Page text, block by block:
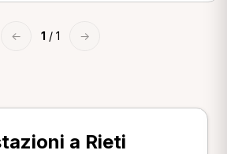
← 1 / 1 →
a Rieti